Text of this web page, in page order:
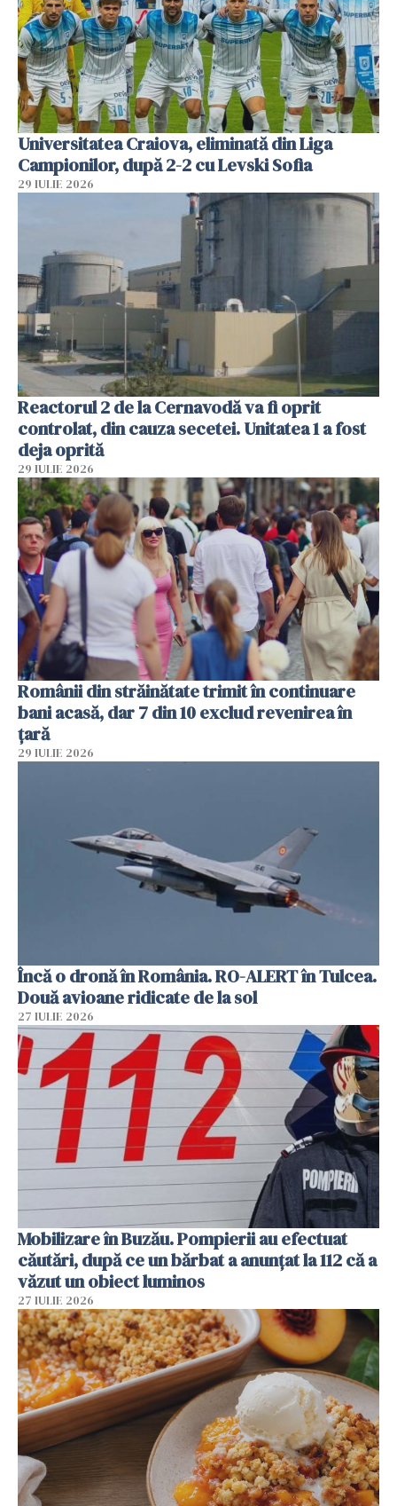
Universitatea Craiova, eliminată din Liga
Campionilor, după 2-2 cu Levski Sofia
29 IULIE 2026
Reactorul 2 de la Cernavodă va fi oprit
controlat, din cauza secetei. Unitatea 1 a fost
deja oprită
29 IULIE 2026
Românii din străinătate trimit în continuare
bani acasă, dar 7 din 10 exclud revenirea în
țară
29 IULIE 2026
Încă o dronă în România. RO-ALERT în Tulcea.
Două avioane ridicate de la sol
27 IULIE 2026
Mobilizare în Buzău. Pompierii au efectuat
căutări, după ce un bărbat a anunțat la 112 că a
văzut un obiect luminos
27 IULIE 2026